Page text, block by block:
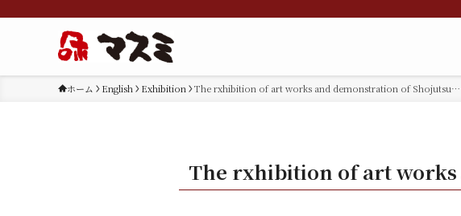
ホーム English Exhibition The rxhibition of art works and demonstration of Shojutsu…
The rxhibition of art